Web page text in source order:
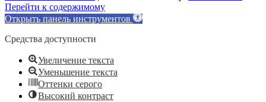
Перейти к содержимому
Открыть панель инструментов
Средства доступности
Увеличение текста
Уменьшение текста
Оттенки серого
Высокий контраст